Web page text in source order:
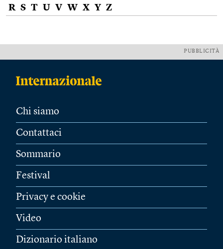
R S T U V W X Y Z
PUBBLICITÀ
Chi siamo
Contattaci
Sommario
Festival
Privacy e cookie
Video
Dizionario italiano